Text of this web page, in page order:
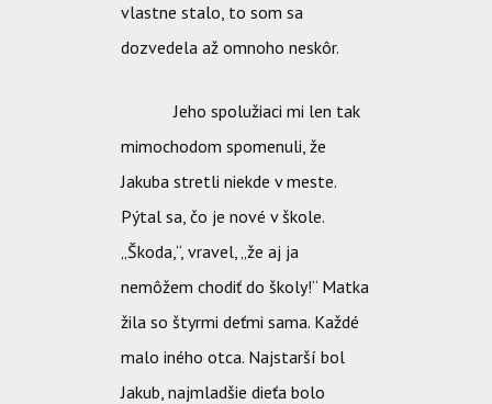
vlastne stalo, to som sa
dozvedela až omnoho neskôr.
Jeho spolužiaci mi len tak
mimochodom spomenuli, že
Jakuba stretli niekde v meste.
Pýtal sa, čo je nové v škole.
„Škoda,“, vravel, „že aj ja
nemôžem chodiť do školy!“ Matka
žila so štyrmi deťmi sama. Každé
malo iného otca. Najstarší bol
Jakub, najmladšie dieťa bolo